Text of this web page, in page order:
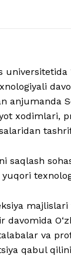
anjumanda
xodimlari,
saqlash
va
qabul